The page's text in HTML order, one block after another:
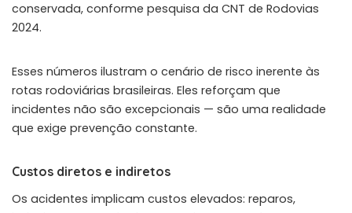
conservada, conforme pesquisa da CNT de Rodovias
2024.
Esses números ilustram o cenário de risco inerente às
rotas rodoviárias brasileiras. Eles reforçam que
incidentes não são excepcionais — são uma realidade
que exige prevenção constante.
Custos diretos e indiretos
Os acidentes implicam custos elevados: reparos,